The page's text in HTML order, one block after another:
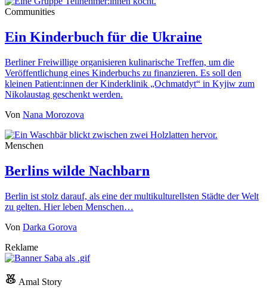
Communities
Ein Kinderbuch für die Ukraine
Berliner Freiwillige organisieren kulinarische Treffen, um die
Veröffentlichung eines Kinderbuchs zu finanzieren. Es soll den
kleinen Patient:innen der Kinderklinik „Ochmatdyt“ in Kyjiw zum
Nikolaustag geschenkt werden.
Von Nana Morozova
Menschen
Berlins wilde Nachbarn
Berlin ist stolz darauf, als eine der multikulturellsten Städte der Welt
zu gelten. Hier leben Menschen…
Von Darka Gorova
Reklame
Amal Story